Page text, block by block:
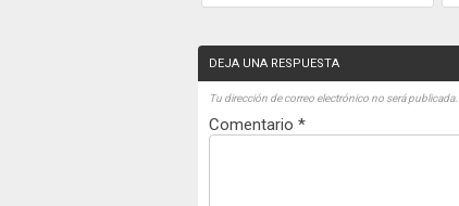
DEJA UNA RESPUESTA
Tu dirección de correo electrónico no será publicada.
Comentario *